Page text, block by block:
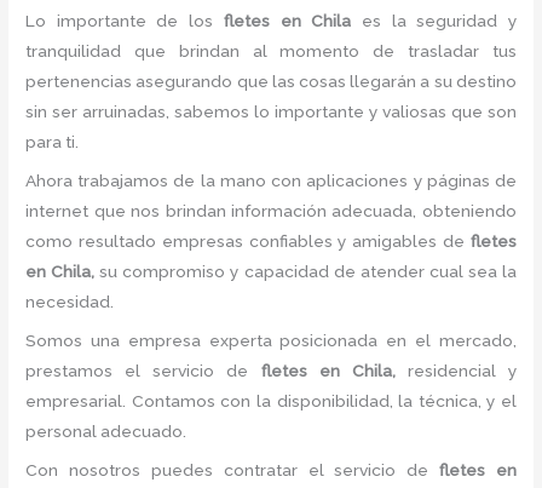
Lo importante de los fletes en Chila es la seguridad y
tranquilidad que brindan al momento de trasladar tus
pertenencias asegurando que las cosas llegarán a su destino
sin ser arruinadas, sabemos lo importante y valiosas que son
para ti.
Ahora trabajamos de la mano con aplicaciones y páginas de
internet que nos brindan información adecuada, obteniendo
como resultado empresas confiables y amigables de fletes
en Chila,su compromiso y capacidad de atender cual sea la
necesidad.
Somos una empresa experta posicionada en el mercado,
prestamos el servicio de fletes en Chila,residencial y
empresarial. Contamos con la disponibilidad, la técnica, y el
personal adecuado.
Con nosotros puedes contratar el servicio defletes en